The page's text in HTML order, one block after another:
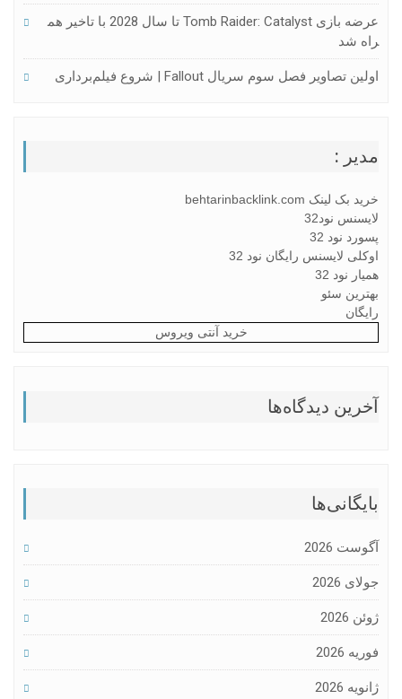
عرضه بازی Tomb Raider: Catalyst تا سال 2028 با تاخیر هم
راه شد
اولین تصاویر فصل سوم سریال Fallout | شروع فیلم‌برداری
مدیر :
خرید بک لینک behtarinbacklink.com
لایسنس نود32
پسورد نود 32
اوکلی لایسنس رایگان نود 32
همیار نود 32
بهترین سئو
رایگان
خرید آنتی ویروس
آخرین دیدگاه‌ها
بایگانی‌ها
آگوست 2026
جولای 2026
ژوئن 2026
فوریه 2026
ژانویه 2026